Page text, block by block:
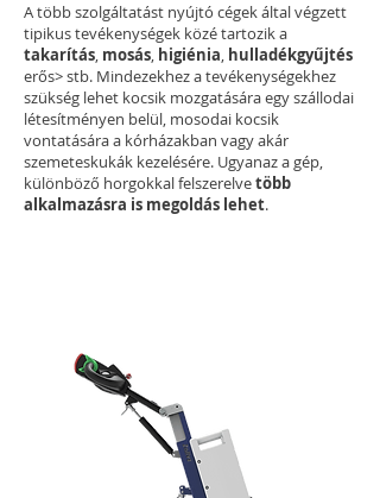
A több szolgáltatást nyújtó cégek által végzett
tipikus tevékenységek közé tartozik a
takarítás, mosás, higiénia, hulladékgyűjtés
erős> stb. Mindezekhez a tevékenységekhez
szükség lehet kocsik mozgatására egy szállodai
létesítményen belül, mosodai kocsik
vontatására a kórházakban vagy akár
szemeteskukák kezelésére. Ugyanaz a gép,
különböző horgokkal felszerelvetöbb
alkalmazásra is megoldás lehet.